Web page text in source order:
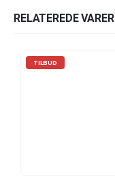
RELATEREDE VARER
TILBUD